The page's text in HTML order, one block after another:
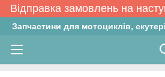
Відправка замовлень на
Запчастини для мотоциклів,